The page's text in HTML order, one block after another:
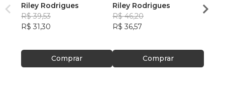
Riley Rodrigues
R$ 39,53
R$ 31,30
Comprar
Riley Rodrigues
R$ 46,20
R$ 36,57
Comprar
Riley